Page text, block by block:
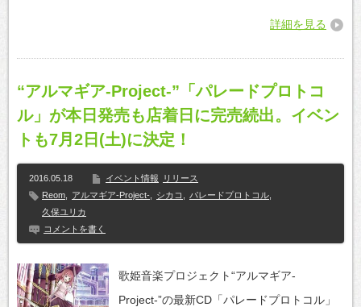
詳細を見る
“アルマギア-Project-”「パレードプロトコ
ル」が本日発売も店着日に完売続出。イベン
トも7月2日(土)に決定！
2016.05.18 イベント情報
リリース
Reom
アルマギア-Project- シカコ パレードプロトコル
久保ユリカ
コメントを書く
歌姫音楽プロジェクト“アルマギア-
Project-”の最新CD「パレードプロトコル」